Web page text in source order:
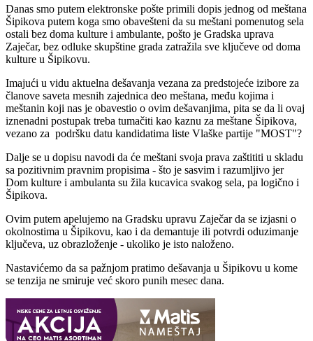
Danas smo putem elektronske pošte primili dopis jednog od meštana
Šipikova putem koga smo obavešteni da su meštani pomenutog sela
ostali bez doma kulture i ambulante, pošto je Gradska uprava
Zaječar, bez odluke skupštine grada zatražila sve ključeve od doma
kulture u Šipikovu.
Imajući u vidu aktuelna dešavanja vezana za predstojeće izibore za
članove saveta mesnih zajednica deo meštana, među kojima i
meštanin koji nas je obavestio o ovim dešavanjima, pita se da li ovaj
iznenadni postupak treba tumačiti kao kaznu za meštane Šipikova,
vezano za podršku datu kandidatima liste Vlaške partije "MOST"?
Dalje se u dopisu navodi da će meštani svoja prava zaštititi u skladu
sa pozitivnim pravnim propisima - što je sasvim i razumljivo jer
Dom kulture i ambulanta su žila kucavica svakog sela, pa logično i
Šipikova.
Ovim putem apelujemo na Gradsku upravu Zaječar da se izjasni o
okolnostima u Šipikovu, kao i da demantuje ili potvrdi oduzimanje
ključeva, uz obrazloženje - ukoliko je isto naloženo.
Nastavićemo da sa pažnjom pratimo dešavanja u Šipikovu u kome
se tenzija ne smiruje već skoro punih mesec dana.